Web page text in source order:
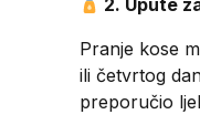
2. Upute
Pranje kose
ili četvrtog
preporučio